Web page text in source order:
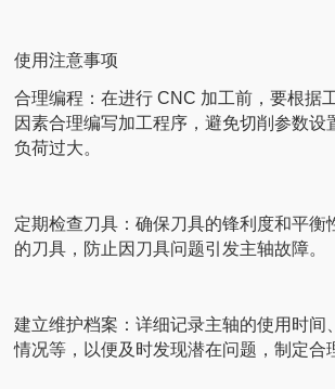
使用注意事项
合理编程：在进行 CNC 加工前，要根据
因素合理编写加工程序，避免切削参数设
负荷过大。
定期检查刀具：确保刀具的锋利度和平衡
的刀具，防止因刀具问题引发主轴故障。
建立维护档案：详细记录主轴的使用时间
情况等，以便及时发现潜在问题，制定合